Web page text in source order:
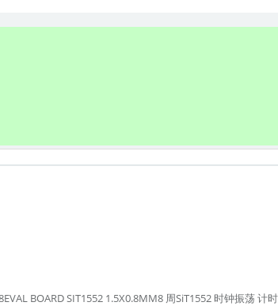
BOARD SIT1552 1.5X0.8MM8 周SiT1552 时钟振荡 计